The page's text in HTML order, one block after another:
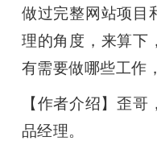
做过完整网站项目
理的角度，来算下
有需要做哪些工作
【作者介绍】歪
品经理。